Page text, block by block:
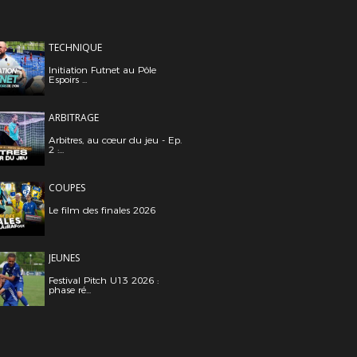
TECHNIQUE
Initiation Futnet au Pôle
Espoirs ...
ARBITRAGE
Arbitres, au cœur du jeu - Ep.
2 :...
COUPES
Le film des finales 2026
JEUNES
Festival Pitch U13 2026 :
phase ré...